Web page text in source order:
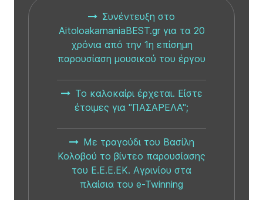
Συνέντευξη στο
AitoloakarnaniaBEST.gr για τα 20
χρόνια από την 1η επίσημη
παρουσίαση μουσικού του έργου
Το καλοκαίρι έρχεται. Είστε
έτοιμες για "ΠΑΣΑΡΕΛΑ";
Με τραγούδι του Βασίλη
Κολοβού το βίντεο παρουσίασης
του Ε.Ε.Ε.ΕΚ. Αγρινίου στα
πλαίσια του e-Twinning